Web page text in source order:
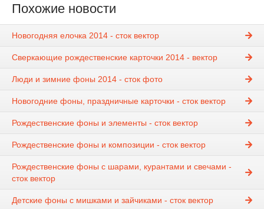
Похожие новости
Новогодняя елочка 2014 - сток вектор
Сверкающие рождественские карточки 2014 - вектор
Люди и зимние фоны 2014 - сток фото
Новогодние фоны, праздничные карточки - сток вектор
Рождественские фоны и элементы - сток вектор
Рождественские фоны и композиции - сток вектор
Рождественские фоны с шарами, курантами и свечами -
сток вектор
Детские фоны с мишками и зайчиками - сток вектор